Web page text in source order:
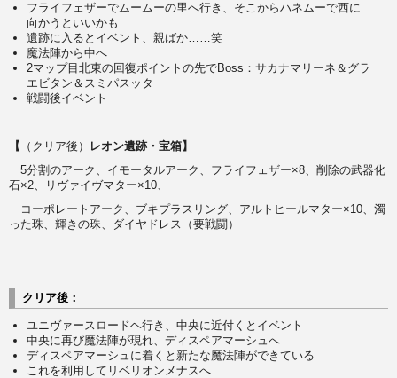
フライフェザーでムームーの里へ行き、そこからハネムーで西に
向かうといいかも
遺跡に入るとイベント、親ばか……笑
魔法陣から中へ
2マップ目北東の回復ポイントの先でBoss：サカナマリーネ＆グラ
エビタン＆スミパスッタ
戦闘後イベント
【 （クリア後）
レオン遺跡・宝箱】
5分割のアーク、イモータルアーク、フライフェザー×8、削除の武器化
石×2、リヴァイヴマター×10、
コーポレートアーク、ブキプラスリング、アルトヒールマター×10、濁
った珠、輝きの珠、ダイヤドレス（要戦闘）
クリア後：
ユニヴァースロードヘ行き、中央に近付くとイベント
中央に再び魔法陣が現れ、ディスペアマーシュへ
ディスペアマーシュに着くと新たな魔法陣ができている
これを利用してリベリオンメナスへ